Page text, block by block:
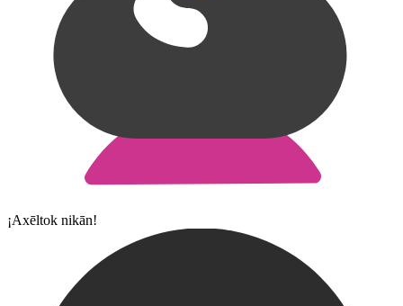
¡Axēltok nikān!